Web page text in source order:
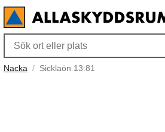
Nacka Sicklaön 13:81